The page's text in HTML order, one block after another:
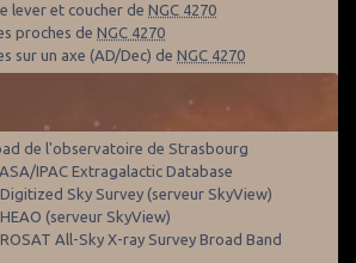
lever et coucher de NGC 4270
proches de NGC 4270
sur un axe (AD/Dec) de NGC 4270
de l'observatoire de Strasbourg
IPAC Extragalactic Database
Sky Survey (serveur SkyView)
(serveur SkyView)
All-Sky X-ray Survey Broad Band